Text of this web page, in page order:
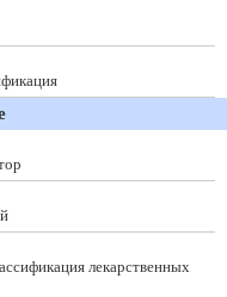
лекарственных